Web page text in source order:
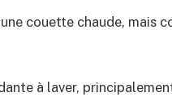
couette chaude, mais
à laver,